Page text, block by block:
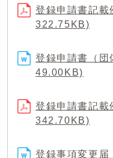
登録申請書記載
322.75KB)
登録申請書（団
49.00KB)
登録申請書記載
342.70KB)
登録事項変更